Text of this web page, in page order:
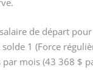
de départ
1 (Force
mois (43 368 $